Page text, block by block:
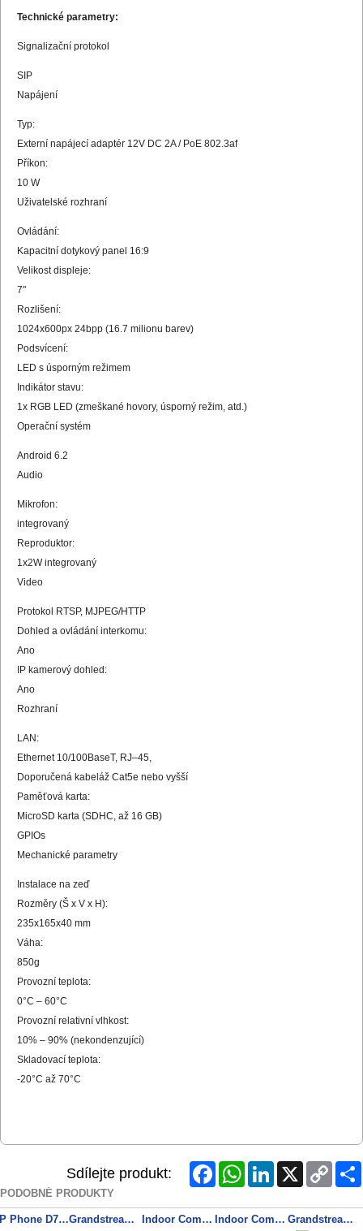
Technické parametry:
Signalizační protokol
SIP
Napájení
Typ:
Externí napájecí adaptér 12V DC 2A / PoE 802.3af
Příkon:
10 W
Uživatelské rozhraní
Ovládání:
Kapacitní dotykový panel 16:9
Velikost displeje:
7"
Rozlišení:
1024x600px 24bpp (16.7 milionu barev)
Podsvícení:
LED s úsporným režimem
Indikátor stavu:
1x RGB LED (zmeškané hovory, úsporný režim, atd.)
Operační systém
Android 6.2
Audio
Mikrofon:
integrovaný
Reproduktor:
1x2W integrovaný
Video
Protokol RTSP, MJPEG/HTTP
Dohled a ovládání interkomu:
Ano
IP kamerový dohled:
Ano
Rozhraní
LAN:
Ethernet 10/100BaseT, RJ–45,
Doporučená kabeláž Cat5e nebo vyšší
Paměťová karta:
MicroSD karta (SDHC, až 16 GB)
GPIOs
Mechanické parametry
Instalace na zeď
Rozměry (Š x V x H):
235x165x40 mm
Váha:
850g
Provozní teplota:
0°C – 60°C
Provozní relativní vlhkost:
10% – 90% (nekondenzující)
Skladovací teplota:
-20°C až 70°C
Sdílejte produkt: FacebookWhatsAppLinkedInX
Copy
Link
PODOBNÉ PRODUKTY
IP Phone D7A - USB kamera Grandstream GHP630W SIP WiFi hotelový telefon s displejem bílý Indoor Compact, Black Indoor Compact, White Grandstream GHP631 SIP hotelový telefon s displejem černý